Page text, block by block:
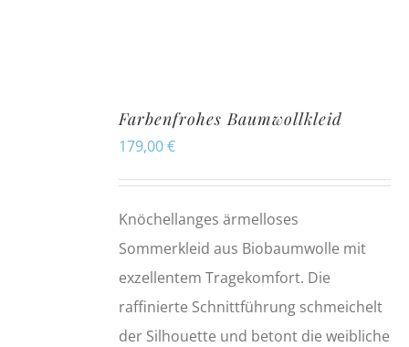
Farbenfrohes Baumwollkleid
179,00€
Knöchellanges ärmelloses
Sommerkleid aus Biobaumwolle mit
exzellentem Tragekomfort. Die
raffinierte Schnittführung schmeichelt
der Silhouette und betont die weibliche